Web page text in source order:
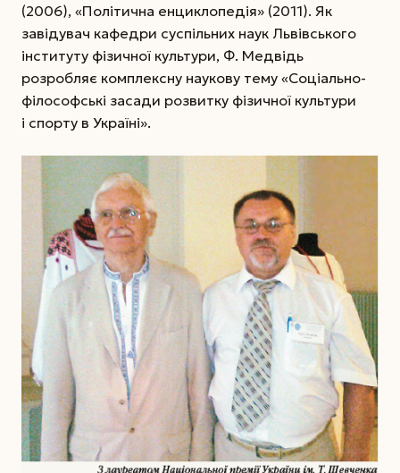
(2006), «Політична енциклопедія» (2011). Як
завідувач кафедри суспільних наук Львівського
інституту фізичної культури, Ф. Медвідь
розробляє комплексну наукову тему «Соціально-
філософські засади розвитку фізичної культури
і спорту в Україні».